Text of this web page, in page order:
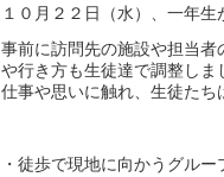
１０月２２日（水）、一年
事前に訪問先の施設や担当
や行き方も生徒達で調整し
仕事や思いに触れ、生徒た
・徒歩で現地に向かうグルー